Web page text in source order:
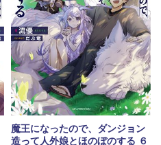
魔王になったので、ダンジョン
造って人外娘とほのぼのする ６